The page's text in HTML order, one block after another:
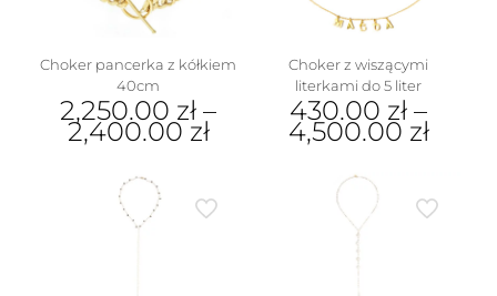
stronie
produktu
Choker pancerka z kółkiem
40cm
2,250.00 zł –
2,400.00zł
produkt
ma
wiele
Choker z wiszącymi
literkami do 5 liter
430.00 zł –
4,500.00zł
produkt
ma
wiele
Opcje